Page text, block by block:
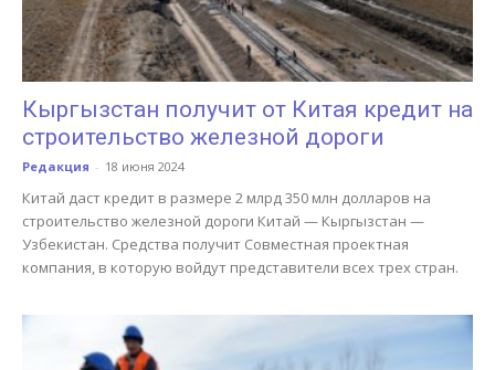
Кыргызстан получит от Китая кредит на
строительство железной дороги
Редакция - 18 июня 2024
Китай даст кредит в размере 2 млрд 350 млн долларов на
строительство железной дороги Китай — Кыргызстан —
Узбекистан. Средства получит Совместная проектная
компания, в которую войдут представители всех трех стран.